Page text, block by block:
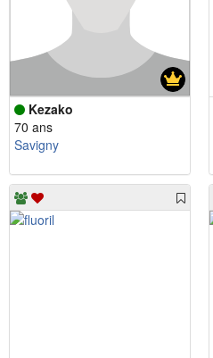
Kezako
70 ans
Savigny